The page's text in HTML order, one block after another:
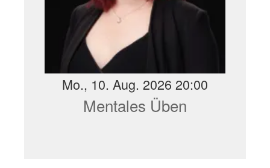
Mo., 10. Aug. 2026 20:00
Mentales Üben